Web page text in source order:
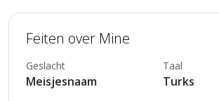
Feiten over Mine
Geslacht
Meisjesnaam
Taal
Turks